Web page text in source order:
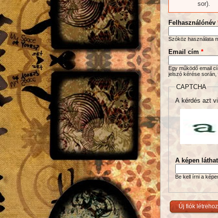
sor).
Felhasználónév
Szóköz használata
Email cím *
Egy működő email
jelszó kérése során,
CAPTCHA
A kérdés azt
A képen
Be kell írni a